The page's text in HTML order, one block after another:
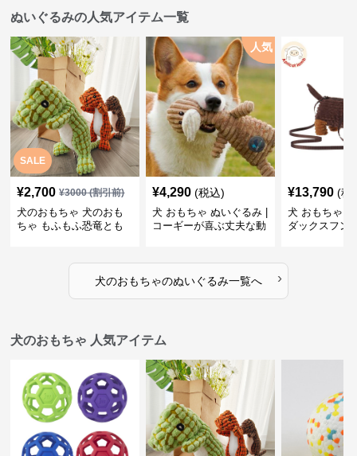
ぬいぐるみの人気アイテム一覧
SALE
¥2,700 ¥3000(割引前)
犬のおもちゃ 犬のおも
ちゃ もふもふ恐竜とも
人気
¥4,290 (税込)
犬 おもちゃ ぬいぐるみ |
コーギーが喜ぶ丈夫な動
¥13,790 (税
犬 おもちゃ
ダックスフン
犬のおもちゃのぬいぐるみ一覧へ ›
犬のおもちゃ 人気アイテム